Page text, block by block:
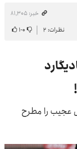
خبر: ۸۱٬۳۰۵
نظرات: ۲ ۰-۱
عجیب را مطرح